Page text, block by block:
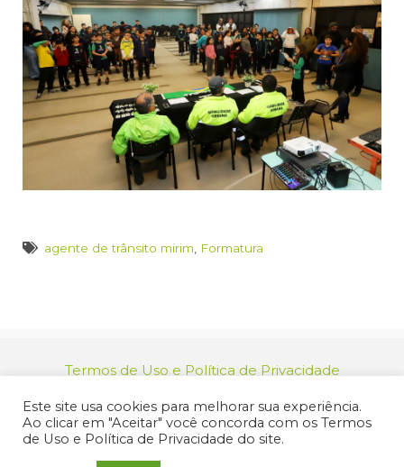
agente de trânsito mirim Formatura
Termos de Uso e Política de Privacidade
46.694.139/0001-83 | (12) 3955-9000
Endereço: Praça dos Três Poderes, 73 - Centro -
Jacareí/SP - CEP 12327-170
Este site usa cookies para melhorar sua experiência.
Ao clicar em "Aceitar" você concorda com os Termos
de Uso e Política de Privacidade do site.